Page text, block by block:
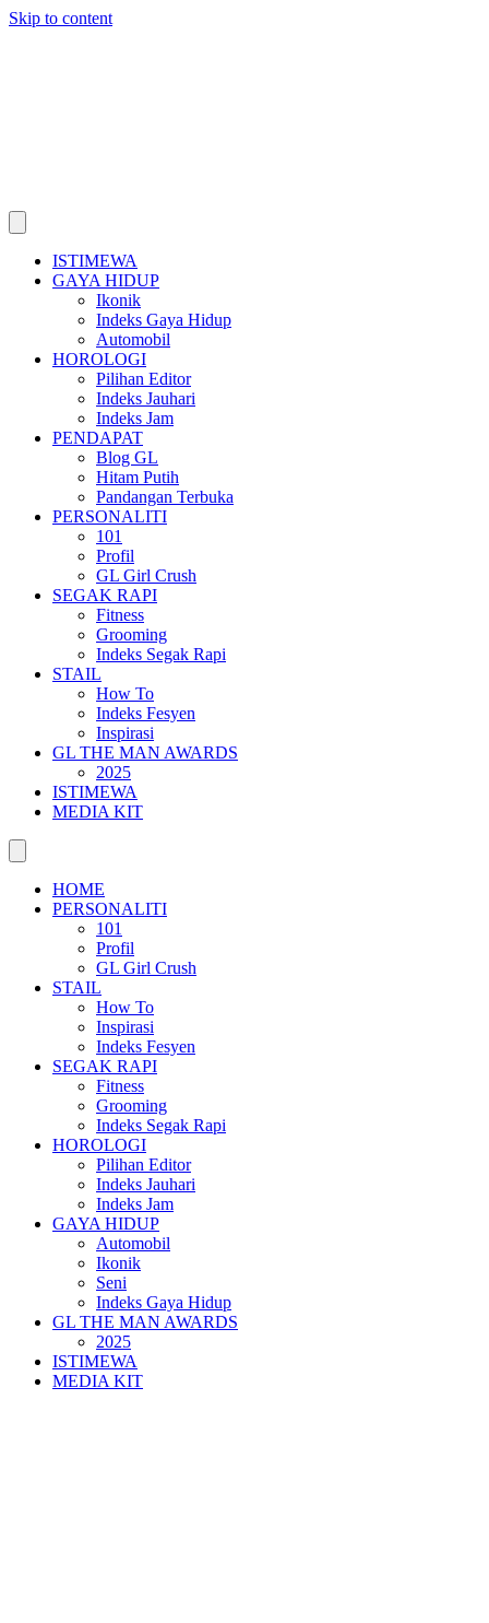
Skip to content
ISTIMEWA
GAYA HIDUP
Ikonik
Indeks Gaya Hidup
Automobil
HOROLOGI
Pilihan Editor
Indeks Jauhari
Indeks Jam
PENDAPAT
Blog GL
Hitam Putih
Pandangan Terbuka
PERSONALITI
101
Profil
GL Girl Crush
SEGAK RAPI
Fitness
Grooming
Indeks Segak Rapi
STAIL
How To
Indeks Fesyen
Inspirasi
GL THE MAN AWARDS
2025
ISTIMEWA
MEDIA KIT
HOME
PERSONALITI
101
Profil
GL Girl Crush
STAIL
How To
Inspirasi
Indeks Fesyen
SEGAK RAPI
Fitness
Grooming
Indeks Segak Rapi
HOROLOGI
Pilihan Editor
Indeks Jauhari
Indeks Jam
GAYA HIDUP
Automobil
Ikonik
Seni
Indeks Gaya Hidup
GL THE MAN AWARDS
2025
ISTIMEWA
MEDIA KIT